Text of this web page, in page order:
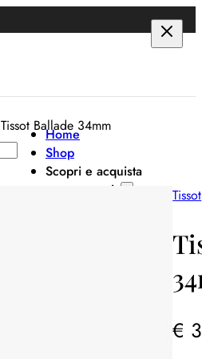
Home
Shop
Scopri e acquista
per categoria
Tissot Ballade 34mm
Tissot
€